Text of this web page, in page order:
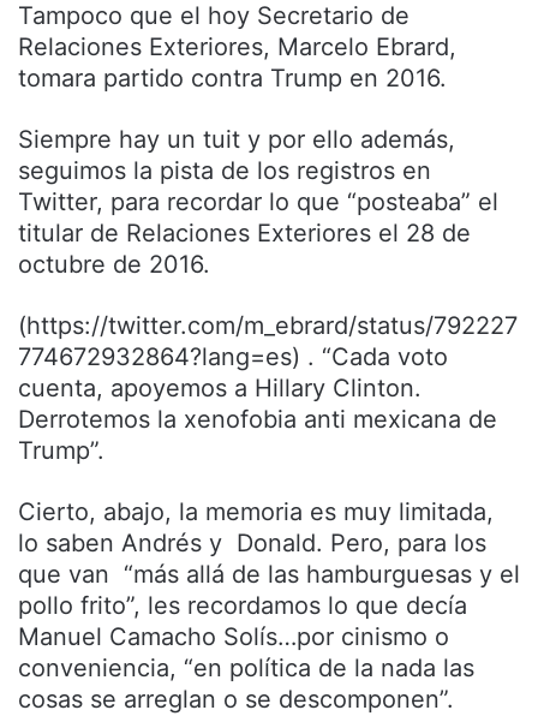
Tampoco que el hoy Secretario de
Relaciones Exteriores, Marcelo Ebrard,
tomara partido contra Trump en 2016.
Siempre hay un tuit y por ello además,
seguimos la pista de los registros en
Twitter, para recordar lo que “posteaba” el
titular de Relaciones Exteriores el 28 de
octubre de 2016.
(https://twitter.com/m_ebrard/status/792227
774672932864?lang=es) . “Cada voto
cuenta, apoyemos a Hillary Clinton.
Derrotemos la xenofobia anti mexicana de
Trump”.
Cierto, abajo, la memoria es muy limitada,
lo saben Andrés y Donald. Pero, para los
que van “más allá de las hamburguesas y el
pollo frito”, les recordamos lo que decía
Manuel Camacho Solís…por cinismo o
conveniencia, “en política de la nada las
cosas se arreglan o se descomponen”.